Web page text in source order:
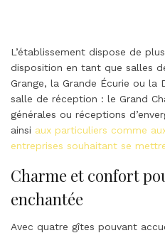
L’établissement dispose de
disposition en tant que salles
Grange, la Grande Écurie ou la
salle de réception : le Grand
générales ou réceptions
ainsi aux particuliers comme
entreprises souhaitant se
Charme et confort
enchantée
Avec quatre gîtes pouvant